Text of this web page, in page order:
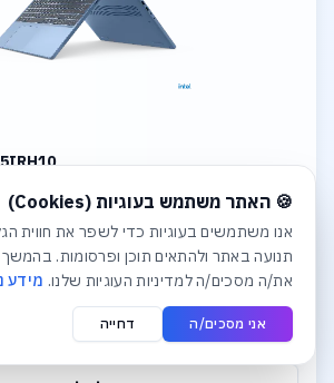
DDR5-4800 + 16GB SODIMM DDR5-4800
₪4,381
לפרטים והצעת מחיר
חלונית עוגיות נפתחה אוטומטית.
🍪 האתר משתמש בעוגיות (Cookies)
אנו משתמשים בעוגיות כדי לשפר את חווית
תנועה באתר ולהתאים תוכן ופרסומות.
את/ה מסכים/ה למדיניות העוגיות שלנו. מידע
אני מסכים/ה דחייה